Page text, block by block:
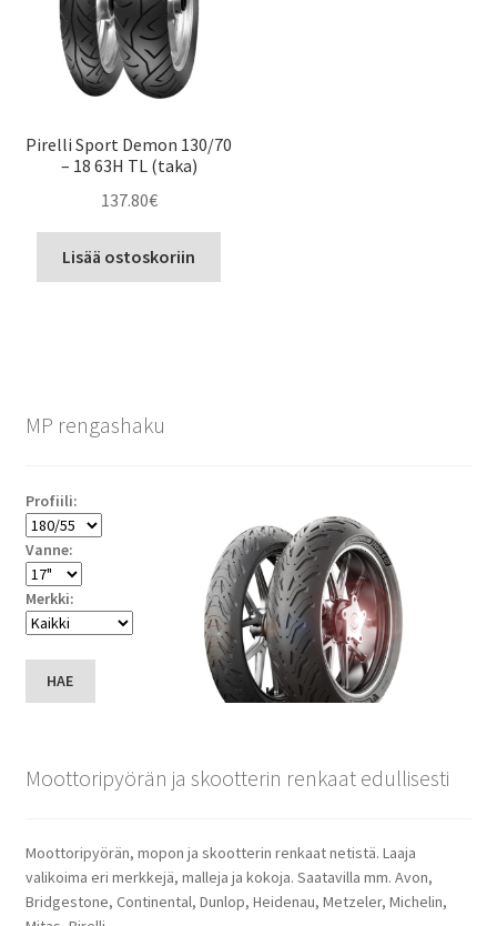
Pirelli Sport Demon 130/70
– 18 63H TL (taka)
137.80€
Lisää ostoskoriin
MP rengashaku
Profiili:
Vanne:
Merkki:
HAE
Moottoripyörän ja skootterin renkaat edullisesti
Moottoripyörän, mopon ja skootterin renkaat netistä. Laaja
valikoima eri merkkejä, malleja ja kokoja. Saatavilla mm. Avon,
Bridgestone, Continental, Dunlop, Heidenau, Metzeler, Michelin,